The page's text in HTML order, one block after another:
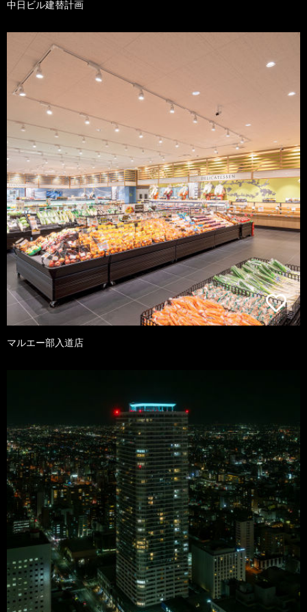
中日ビル建替計画
マルエー部入道店